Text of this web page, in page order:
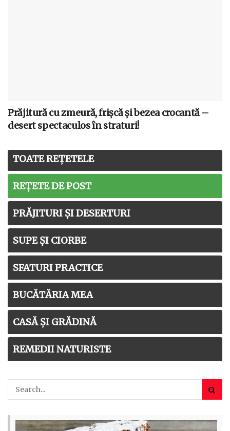
Prăjitură cu zmeură, frișcă și bezea crocantă –
desert spectaculos în straturi!
TOATE REȚETELE
REȚETE DE POST
PRĂJITURI ȘI DESERTURI
SUPE ȘI CIORBE
SFATURI PRACTICE
BUCĂTĂRIA MEA
CASĂ ȘI GRĂDINĂ
REMEDII NATURISTE